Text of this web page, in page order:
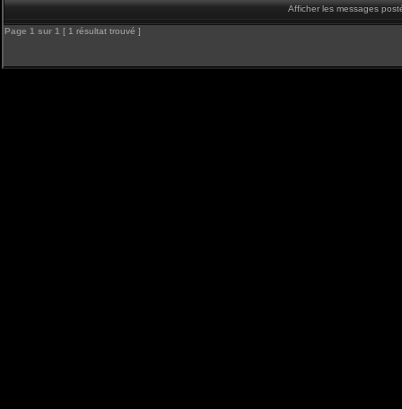
Afficher les messages
Page 1 sur 1 [ 1 résultat trouvé ]